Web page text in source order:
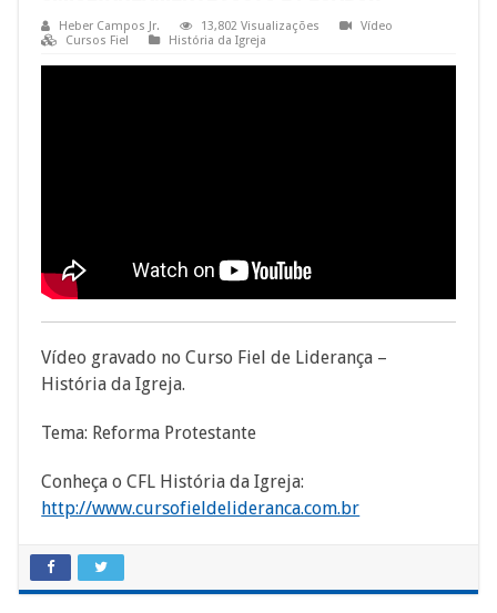
Heber Campos Jr. 13,802 Visualizações
Vídeo
Cursos Fiel
História da Igreja
Vídeo gravado no Curso Fiel de Liderança –
História da Igreja.
Tema: Reforma Protestante
Conheça o CFL História da Igreja:
http://www.cursofieldelideranca.com.br